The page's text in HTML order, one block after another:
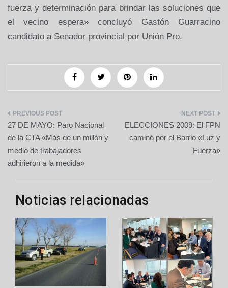
fuerza y determinación para brindar las soluciones que
el vecino espera» concluyó Gastón Guarracino
candidato a Senador provincial por Unión Pro.
Navegación
de
entradas
27 DE MAYO: Paro Nacional
de la CTA «Más de un millón y
medio de trabajadores
adhirieron a la medida»
ELECCIONES 2009: El FPN
caminó por el Barrio «Luz y
Fuerza»
Noticias relacionadas